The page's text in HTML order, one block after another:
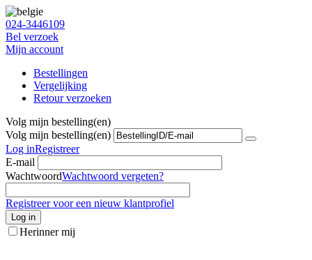
024-3446109
Bel verzoek
Mijn account
Bestellingen
Vergelijking
Retour verzoeken
Volg mijn bestelling(en)
Volg mijn bestelling(en)
Log inRegistreer
E-mail
WachtwoordWachtwoord vergeten?
Registreer voor een nieuw klantprofiel
Log in
Herinner mij